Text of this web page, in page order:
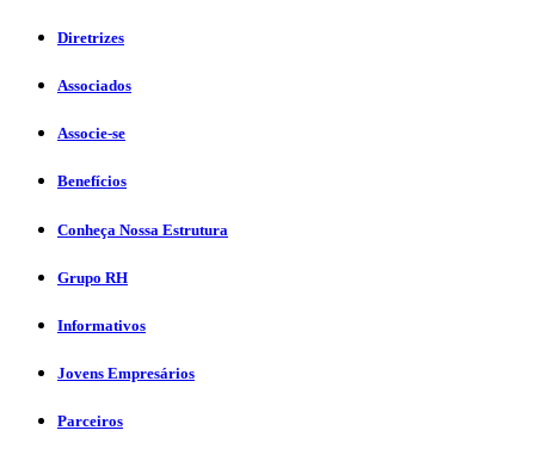
Diretrizes
Associados
Associe-se
Benefícios
Conheça Nossa Estrutura
Grupo RH
Informativos
Jovens Empresários
Parceiros